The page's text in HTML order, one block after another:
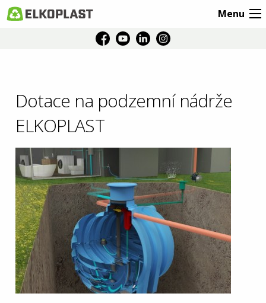
Menu
Dotace na podzemní nádrže
ELKOPLAST